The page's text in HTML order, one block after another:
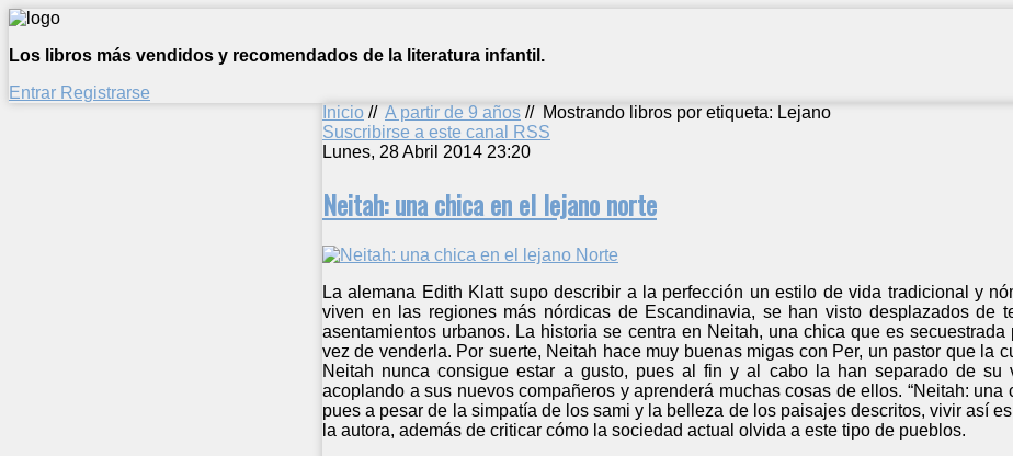
Los libros más vendidos y recomendados de la literatura infantil.
Entrar Registrarse
Inicio // A partir de 9 años // Mostrando libros por etiqueta: Lejano
Suscribirse a este canal RSS
Lunes, 28 Abril 2014 23:20
Neitah: una chica en el lejano norte
La alemana Edith Klatt supo describir a la perfección un estilo de vida tradicional y
viven en las regiones más nórdicas de Escandinavia, se han visto desplazados de
asentamientos urbanos. La historia se centra en Neitah, una chica que es
vez de venderla. Por suerte, Neitah hace muy buenas migas con Per, un pastor que la
Neitah nunca consigue estar a gusto, pues al fin y al cabo la han separado de su
acoplando a sus nuevos compañeros y aprenderá muchas cosas de ellos. “Neitah:
pues a pesar de la simpatía de los sami y la belleza de los paisajes descritos, vivir así
la autora, además de criticar cómo la sociedad actual olvida a este tipo de pueblos.